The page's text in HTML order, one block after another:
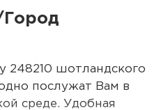
248210 шотландского
послужат Вам в
среде. Удобная